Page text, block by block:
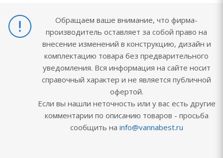
Обращаем ваше внимание, что фирма-
производитель оставляет за собой право на
внесение изменений в конструкцию, дизайн и
комплектацию товара без предварительного
уведомления. Вся информация на сайте носит
справочный характер и не является публичной
офертой.
Если вы нашли неточность или у вас есть другие
комментарии по описанию товаров - просьба
сообщить на info@vannabest.ru